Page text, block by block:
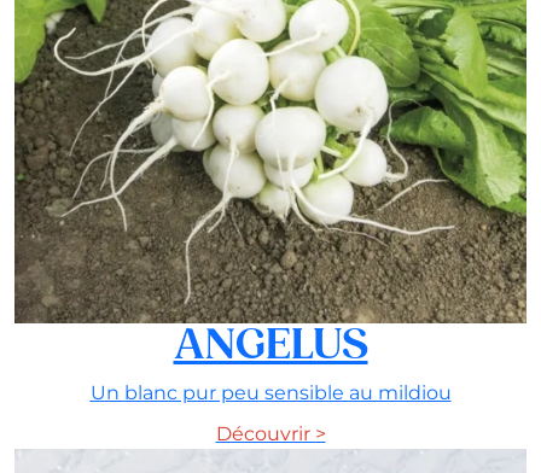
ANGELUS
Un blanc pur peu sensible au mildiou
Découvrir >